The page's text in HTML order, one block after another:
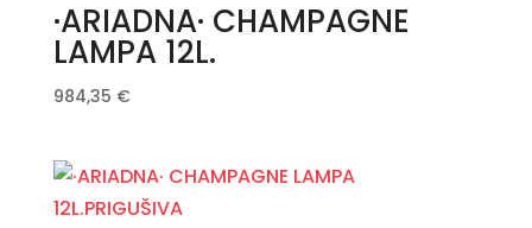
·ARIADNA· CHAMPAGNE
LAMPA 12L.
984,35 €